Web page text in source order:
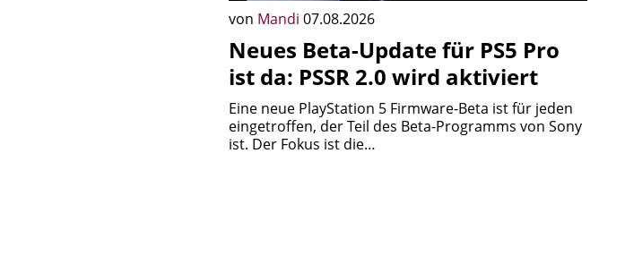
von Mandi 07.08.2026
Neues Beta-Update für PS5 Pro
ist da: PSSR 2.0 wird aktiviert
Eine neue PlayStation 5 Firmware-Beta ist für jeden
eingetroffen, der Teil des Beta-Programms von Sony
ist. Der Fokus ist die…